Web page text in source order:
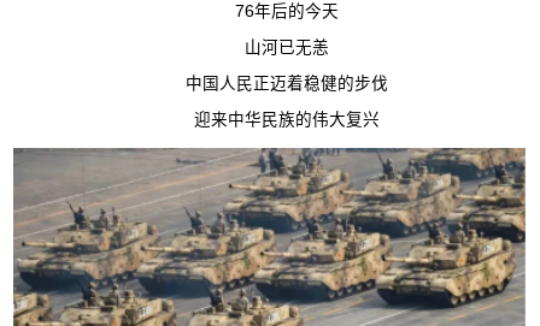
76年后的今天
山河已无恙
中国人民正迈着稳健的步伐
迎来中华民族的伟大复兴